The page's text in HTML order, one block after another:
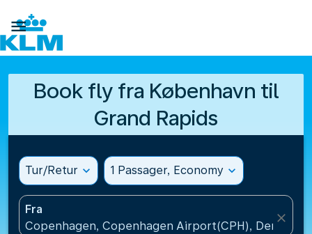

Book fly fra København til
Grand Rapids
Tur/Retur expand_more 1 Passager, Economy expand_more
Fra
Copenhagen, Copenhagen Airport(CPH), Denmark
close